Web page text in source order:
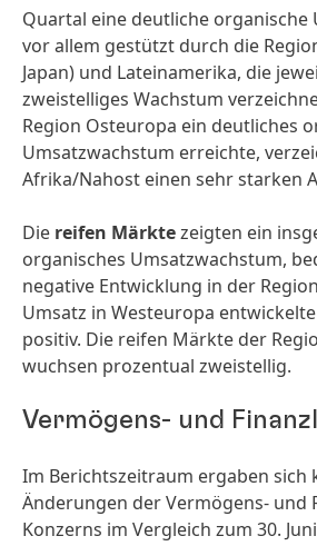
Quartal eine deutliche organische
vor allem gestützt durch die
Japan) und Latein­amerika, die
zweistelliges Wachstum
Region Osteuropa ein deutliches
Umsatz­wachstum erreichte,
Afrika/Nahost einen sehr starken
Die reifen Märktezeigten ein
organisches Umsatz­wachstum,
negative Entwicklung in der
Umsatz in Westeuropa
positiv. Die reifen Märkte der
wuchsen prozentual zweistellig.
Vermögens- und
Im Berichts­zeitraum ergaben sich
Änderungen der Vermögens- und
Konzerns im Vergleich zum 30.